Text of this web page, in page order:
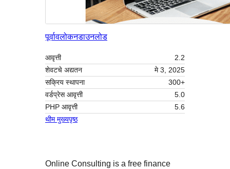
पूर्वावलोकनडाउनलोड
आवृत्ती
2.2
शेवटचे अद्यतन
मे 3, 2025
सक्रिय स्थापना
300+
वर्डप्रेस आवृत्ती
5.0
PHP आवृत्ती
5.6
थीम मुख्यपृष्ठ
Online Consulting is a free finance